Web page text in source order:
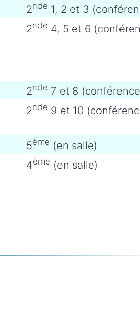
2nde 1, 2 et 3
2nde 4, 5 et 6
2nde 7 et 8
2nde 9 et 10
5ème (en salle)
4ème (en salle)